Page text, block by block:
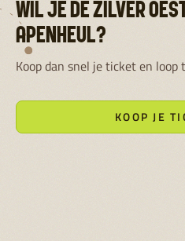
WIL JE DE ZILVER
APENHEUL?
Koop dan snel je ticket en loop
KOOP JE